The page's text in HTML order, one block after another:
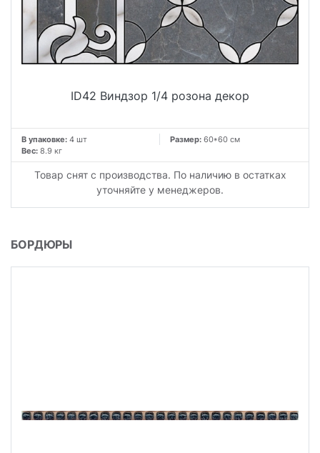
ID42 Виндзор 1/4 розона декор
В упаковке: 4 шт Размер: 60*60 см
Вес: 8.9 кг
Товар снят с производства. По наличию в остатках
уточняйте у менеджеров.
БОРДЮРЫ